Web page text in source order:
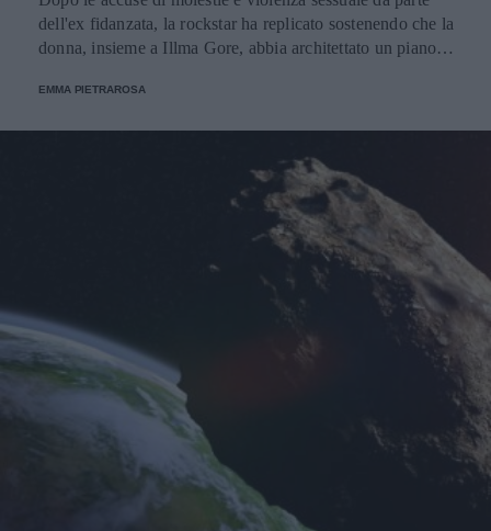
dell'ex fidanzata, la rockstar ha replicato sostenendo che la
donna, insieme a Illma Gore, abbia architettato un piano
EMMA PIETRAROSA